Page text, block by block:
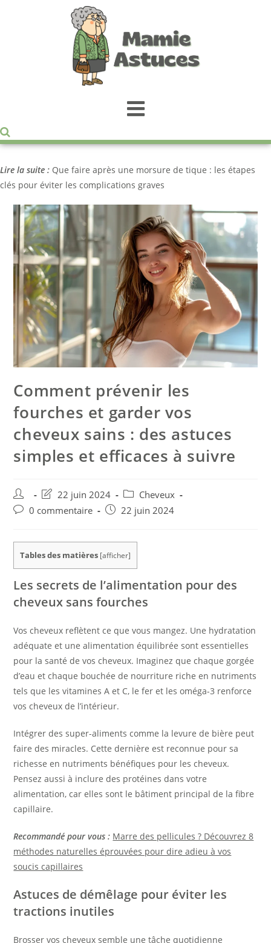
Lire la suite : Que faire après une morsure de tique : les étapes
clés pour éviter les complications graves
Comment prévenir les
fourches et garder vos
cheveux sains : des astuces
simples et efficaces à suivre
22 juin 2024
Cheveux
0 commentaire
22 juin 2024
Tables des matières [afficher]
Les secrets de l’alimentation pour des
cheveux sans fourches
Vos cheveux reflètent ce que vous mangez. Une hydratation
adéquate et une alimentation équilibrée sont essentielles
pour la santé de vos cheveux. Imaginez que chaque gorgée
d’eau et chaque bouchée de nourriture riche en nutriments
tels que les vitamines A et C, le fer et les oméga-3 renforce
vos cheveux de l’intérieur.
Intégrer des super-aliments comme la levure de bière peut
faire des miracles. Cette dernière est reconnue pour sa
richesse en nutriments bénéfiques pour les cheveux.
Pensez aussi à inclure des protéines dans votre
alimentation, car elles sont le bâtiment principal de la fibre
capillaire.
Recommandé pour vous : Marre des pellicules ? Découvrez 8
méthodes naturelles éprouvées pour dire adieu à vos
soucis capillaires
Astuces de démêlage pour éviter les
tractions inutiles
Brosser vos cheveux semble une tâche quotidienne